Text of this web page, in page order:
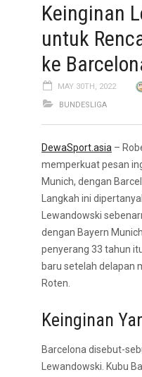
Keinginan
untuk
ke
MAY 30TH, 2022
BUNDESLIGA
DewaSport.asia –
memperkuat pesan
Munich, dengan
Langkah ini
Lewandowski
dengan Bayern
penyerang 33 tahun
baru setelah delapan
Roten.
Keinginan
Barcelona disebut-
Lewandowski. Kubu